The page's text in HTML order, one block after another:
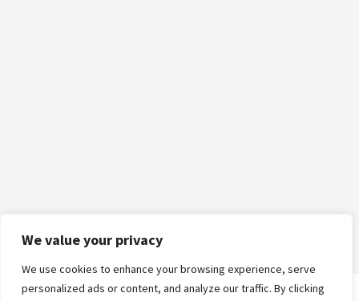
We value your privacy
We use cookies to enhance your browsing experience, serve
personalized ads or content, and analyze our traffic. By clicking